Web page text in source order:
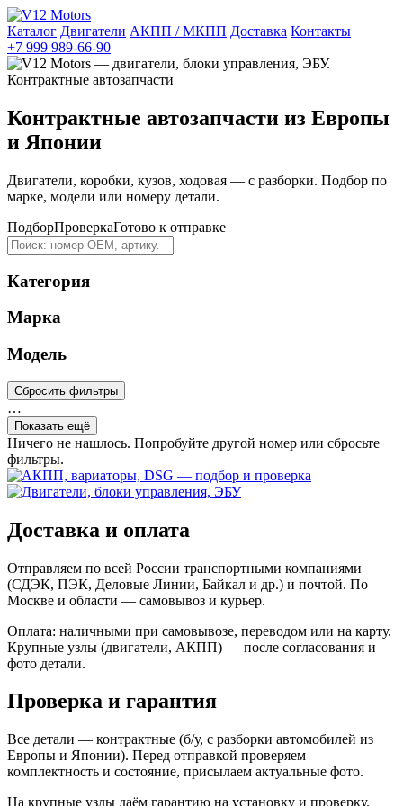
Каталог Двигатели АКПП / МКПП Доставка Контакты
+7 999 989-66-90
Контрактные автозапчасти из Европы
и Японии
Двигатели, коробки, кузов, ходовая — с разборки. Подбор по
марке, модели или номеру детали.
ПодборПроверкаГотово к отправке
Категория
Марка
Модель
Сбросить фильтры
…
Показать ещё
Ничего не нашлось. Попробуйте другой номер или сбросьте
фильтры.
Доставка и оплата
Отправляем по всей России транспортными компаниями
(СДЭК, ПЭК, Деловые Линии, Байкал и др.) и почтой. По
Москве и области — самовывоз и курьер.
Оплата: наличными при самовывозе, переводом или на карту.
Крупные узлы (двигатели, АКПП) — после согласования и
фото детали.
Проверка и гарантия
Все детали — контрактные (б/у, с разборки автомобилей из
Европы и Японии). Перед отправкой проверяем
комплектность и состояние, присылаем актуальные фото.
На крупные узлы даём гарантию на установку и проверку.